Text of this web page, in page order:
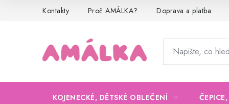
Kontakty Proč AMÁLKA? Doprava a platba
KOJENECKÉ, DĚTSKÉ OBLEČENÍ